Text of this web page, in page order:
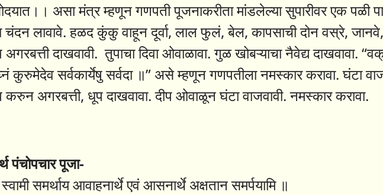
असा मंत्र म्हणून गणपती पूजनाकरीता मांडलेल्या सुपारीवर एक पळी
चंदन लावावे. हळद कुंकु वाहून दूर्वा, लाल फुलं, बेल, कापसाची दोन वस्रे,
अगरबत्ती दाखवावी. तुपाचा दिवा ओवाळावा. गुळ खोबऱ्याचा नैवेद्य दाखवावा.
कुरुमेदेव सर्वकार्येषु सर्वदा ॥” असे म्हणून गणपतीला नमस्कार करावा. घंटा
अगरबत्ती, धूप दाखवावा. दीप ओवाळून घंटा वाजवावी. नमस्कार करावा.
पंचोपचार पूजा-
समर्थाय आवाहनार्थे एवं आसनार्थे अक्षतान समर्पयामि ॥